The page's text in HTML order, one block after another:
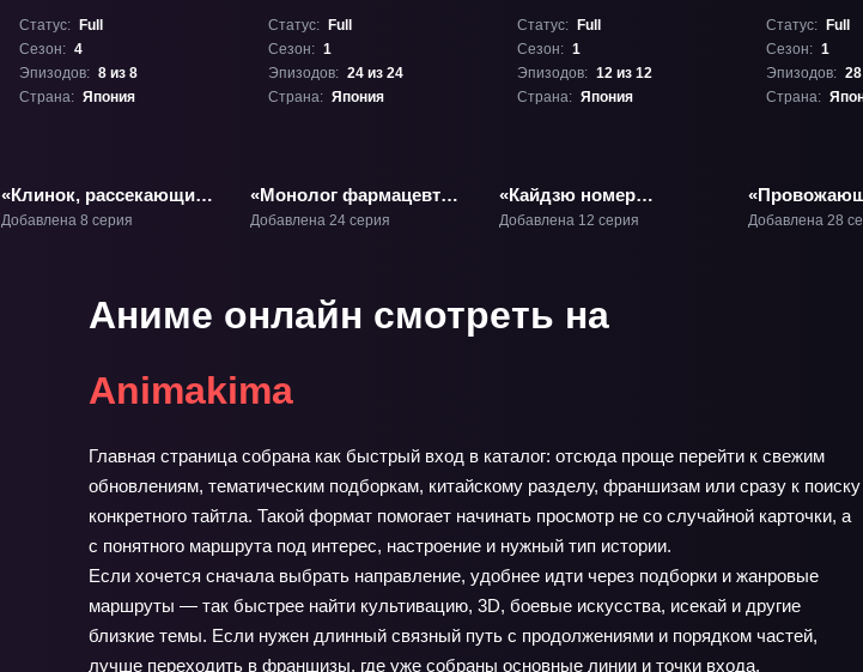
Статус:
Full
Сезон: 4
Эпизодов: 8 из 8
Страна: Япония
«Клинок, рассекающий
демонов: Тренировка
Добавлена 8 серия
Статус:
Full
Сезон: 1
Эпизодов: 24 из 24
Страна: Япония
«Монолог фармацевта»
ТВ-1
Добавлена 24 серия
Статус:
Full
Сезон: 1
Эпизодов: 12 из 12
Страна: Япония
«Кайдзю номер
восемь» ТВ-1
Добавлена 12 серия
Статус:
Full
Сезон: 1
Эпизодов:
Страна:
последний
Добавлена 28
Аниме онлайн смотреть на
Animakima
Главная страница собрана как быстрый вход в каталог: отсюда проще перейти к свежим
обновлениям, тематическим подборкам, китайскому разделу, франшизам или сразу к поиску
конкретного тайтла. Такой формат помогает начинать просмотр не со случайной карточки, а
с понятного маршрута под интерес, настроение и нужный тип истории.
Если хочется сначала выбрать направление, удобнее идти через подборки и жанровые
маршруты — так быстрее найти культивацию, 3D, боевые искусства, исекай и другие
близкие темы. Если нужен длинный связный путь с продолжениями и порядком частей,
лучше переходить в франшизы, где уже собраны основные линии и точки входа.